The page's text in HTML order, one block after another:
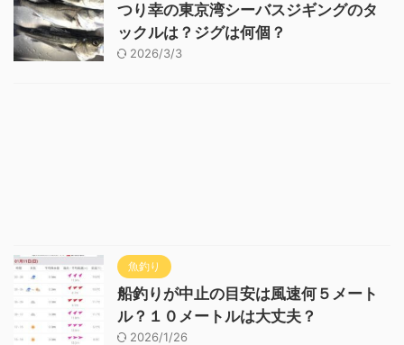
つり幸の東京湾シーバスジギングのタ
ックルは？ジグは何個？
2026/3/3
魚釣り
船釣りが中止の目安は風速何５メート
ル？１０メートルは大丈夫？
2026/1/26